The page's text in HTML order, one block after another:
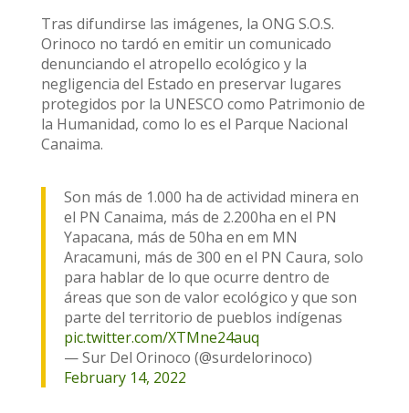
Tras difundirse las imágenes, la ONG S.O.S.
Orinoco no tardó en emitir un comunicado
denunciando el atropello ecológico y la
negligencia del Estado en preservar lugares
protegidos por la UNESCO como Patrimonio de
la Humanidad, como lo es el Parque Nacional
Canaima.
Son más de 1.000 ha de actividad minera en
el PN Canaima, más de 2.200ha en el PN
Yapacana, más de 50ha en em MN
Aracamuni, más de 300 en el PN Caura, solo
para hablar de lo que ocurre dentro de
áreas que son de valor ecológico y que son
parte del territorio de pueblos indígenas
pic.twitter.com/XTMne24auq
— Sur Del Orinoco (@surdelorinoco)
February 14, 2022